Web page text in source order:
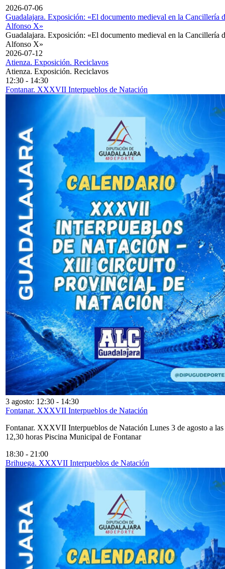
2026-07-06
Guadalajara. Exposición: «El documento medieval en la Cancillería
Alfonso X»
Guadalajara. Exposición: «El documento medieval en la Cancillería
Alfonso X»
2026-07-12
Atienza. Exposición. Reciclavos
Atienza. Exposición. Reciclavos
12:30 - 14:30
Fontanar. XXXVII Interpueblos de Natación
3 agosto: 12:30 - 14:30
Fontanar. XXXVII Interpueblos de Natación
Fontanar. XXXVII Interpueblos de Natación Lunes 3 de agosto a las
12,30 horas Piscina Municipal de Fontanar
18:30 - 21:00
Brihuega. XXXVII Interpueblos de Natación